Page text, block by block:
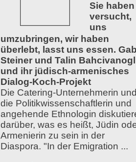
Sie haben
versucht,
uns
umzubringen, wir haben
überlebt, lasst uns essen.
Steiner und Talin
und ihr jüdisch-armenisches
Dialog-Koch-Projekt
Die Catering-Unternehmerin
die Politikwissenschaftlerin und
angehende Ethnologin
darüber, was es heißt, Jüdin
Armenierin zu sein in der
Diaspora. "In der Emigration ...